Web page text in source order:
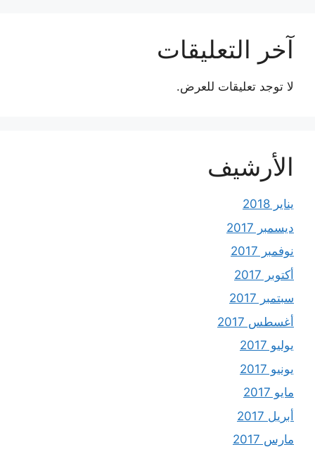
آخر التعليقات
لا توجد تعليقات للعرض.
الأرشيف
يناير 2018
ديسمبر 2017
نوفمبر 2017
أكتوبر 2017
سبتمبر 2017
أغسطس 2017
يوليو 2017
يونيو 2017
مايو 2017
أبريل 2017
مارس 2017